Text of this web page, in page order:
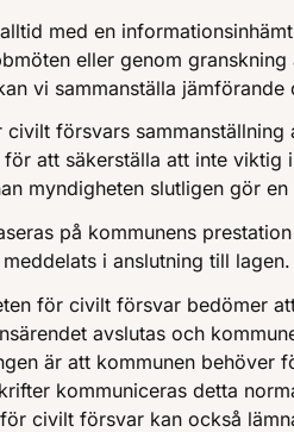
med en
eller genom
vi sammanställa jämförande
civilt försvars
för att säkerställa att inte viktig
myndigheten slutligen gör
på kommunens
i anslutning till lagen.
för civilt försvar bedömer
avslutas och
är att kommunen behöver
kommuniceras detta
civilt försvar kan också